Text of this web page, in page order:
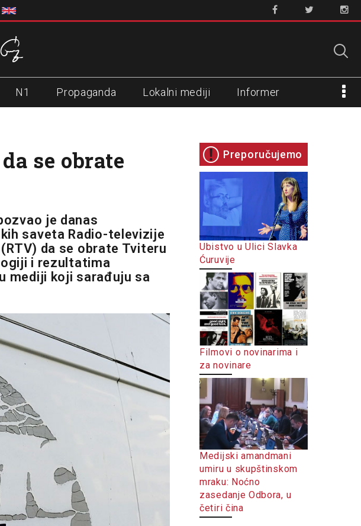
N1 Propaganda Lokalni mediji Informer
se obrate
je danas
saveta Radio-televizije
da se obrate Tviteru
i rezultatima
mediji koji sarađuju sa
Preporučujemo
Ubistvo u Ulici Slavka
Ćuruvije
Filmovi o novinarima i
za novinare
Medijski amandmani
umiru u skupštinskom
mraku: Noćno
zasedanje Odbora, u
četiri čina